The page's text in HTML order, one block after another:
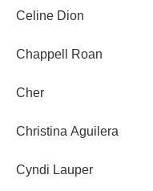
Celine Dion
Chappell Roan
Cher
Christina Aguilera
Cyndi Lauper